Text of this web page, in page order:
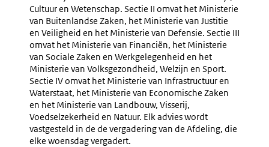
Cultuur en Wetenschap. Sectie II omvat het Ministerie
van Buitenlandse Zaken, het Ministerie van Justitie
en Veiligheid en het Ministerie van Defensie. Sectie III
omvat het Ministerie van Financiën, het Ministerie
van Sociale Zaken en Werkgelegenheid en het
Ministerie van Volksgezondheid, Welzijn en Sport.
Sectie IV omvat het Ministerie van Infrastructuur en
Waterstaat, het Ministerie van Economische Zaken
en het Ministerie van Landbouw, Visserij,
Voedselzekerheid en Natuur. Elk advies wordt
vastgesteld in de de vergadering van de Afdeling, die
elke woensdag vergadert.